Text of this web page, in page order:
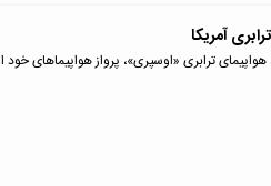
آمریکا
ترابری «اوسپری»، پرواز هواپیماهای خود